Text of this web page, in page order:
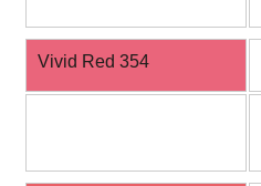
Vivid Red 354